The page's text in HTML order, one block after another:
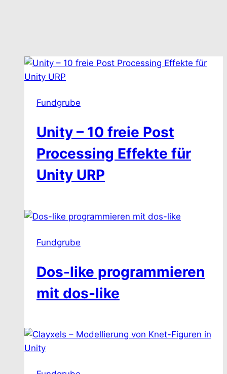
Fundgrube
Unity – 10 freie Post
Processing Effekte für
Unity URP
Fundgrube
Dos-like programmieren
mit dos-like